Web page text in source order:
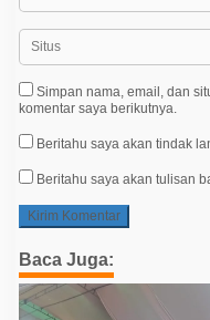
Simpan nama, email, dan
komentar saya berikutnya.
Beritahu saya akan tindak
Beritahu saya akan tulisan
Baca Juga: